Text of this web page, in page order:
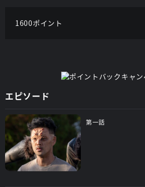
1600ポイント
エピソード
第一話